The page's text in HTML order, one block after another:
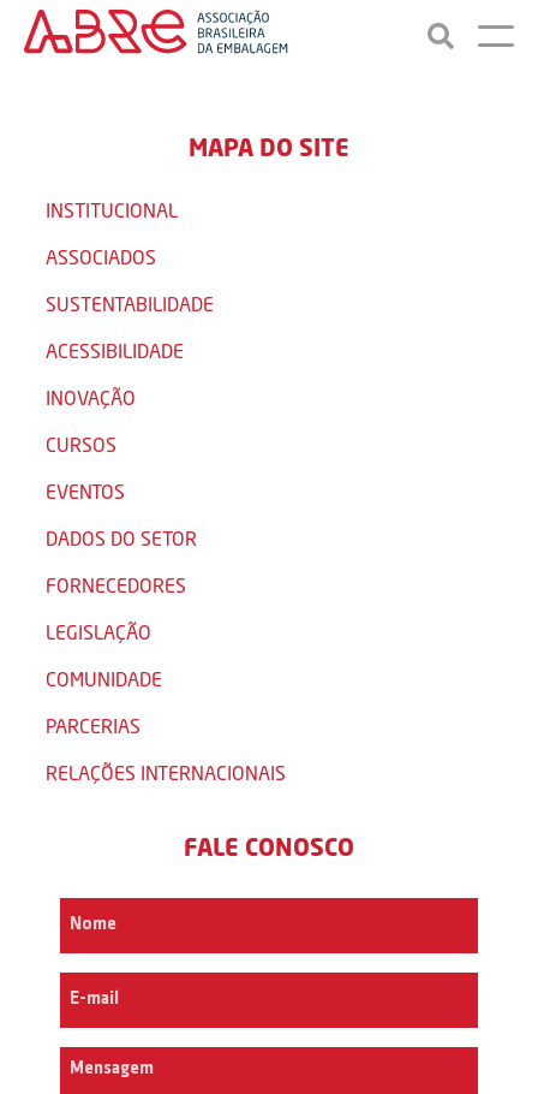
MAPA DO SITE
INSTITUCIONAL
ASSOCIADOS
SUSTENTABILIDADE
ACESSIBILIDADE
INOVAÇÃO
CURSOS
EVENTOS
DADOS DO SETOR
FORNECEDORES
LEGISLAÇÃO
COMUNIDADE
PARCERIAS
RELAÇÕES INTERNACIONAIS
FALE CONOSCO